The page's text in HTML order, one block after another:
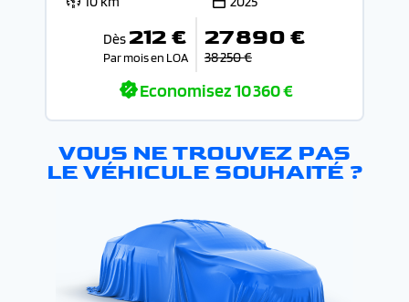
Dès 212 €
Par mois en LOA
27 890 €
38 250 €
Economisez10 360 €
VOUS NE TROUVEZ PAS
LE VÉHICULE SOUHAITÉ ?